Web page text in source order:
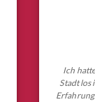
Ich
Stadt los